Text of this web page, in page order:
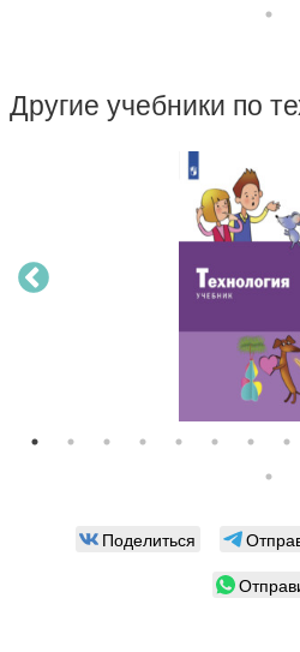
Другие учебники по
Поделиться